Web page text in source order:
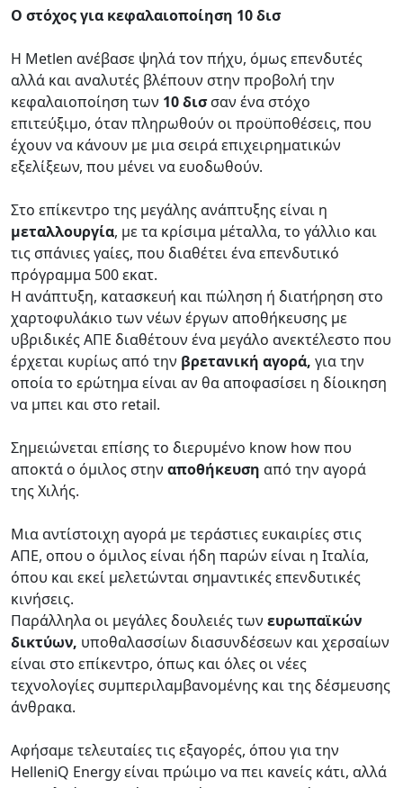
Ο στόχος για κεφαλαιοποίηση 10 δισ
Η Metlen ανέβασε ψηλά τον πήχυ, όμως επενδυτές
αλλά και αναλυτές βλέπουν στην προβολή την
κεφαλαιοποίηση των 10 δισσαν ένα στόχο
επιτεύξιμο, όταν πληρωθούν οι προϋποθέσεις, που
έχουν να κάνουν με μια σειρά επιχειρηματικών
εξελίξεων, που μένει να ευοδωθούν.
Στο επίκεντρο της μεγάλης ανάπτυξης είναι η
μεταλλουργία, με τα κρίσιμα μέταλλα, το γάλλιο και
τις σπάνιες γαίες, που διαθέτει ένα επενδυτικό
πρόγραμμα 500 εκατ.
Η ανάπτυξη, κατασκευή και πώληση ή διατήρηση στο
χαρτοφυλάκιο των νέων έργων αποθήκευσης με
υβριδικές ΑΠΕ διαθέτουν ένα μεγάλο ανεκτέλεστο που
έρχεται κυρίως από την βρετανική αγορά, για την
οποία το ερώτημα είναι αν θα αποφασίσει η δίοικηση
να μπει και στο retail.
Σημειώνεται επίσης το διερυμένο know how που
αποκτά ο όμιλος στην αποθήκευση από την αγορά
της Χιλής.
Mια αντίστοιχη αγορά με τεράστιες ευκαιρίες στις
ΑΠΕ, οπου ο όμιλος είναι ήδη παρών είναι η Ιταλία,
όπου και εκεί μελετώνται σημαντικές επενδυτικές
κινήσεις.
Παράλληλα οι μεγάλες δουλειές των ευρωπαϊκών
δικτύων, υποθαλασσίων διασυνδέσεων και χερσαίων
είναι στο επίκεντρο, όπως και όλες οι νέες
τεχνολογίες συμπεριλαμβανομένης και της δέσμευσης
άνθρακα.
Αφήσαμε τελευταίες τις εξαγορές, όπου για την
HelleniQ Energy είναι πρώιμο να πει κανείς κάτι, αλλά